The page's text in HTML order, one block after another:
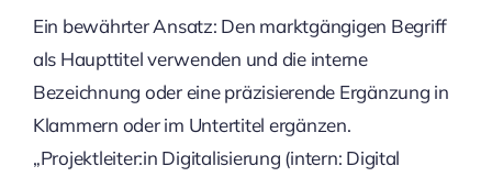
Ein bewährter Ansatz: Den marktgängigen Begriff
als Haupttitel verwenden und die interne
Bezeichnung oder eine präzisierende Ergänzung in
Klammern oder im Untertitel ergänzen.
„Projektleiter:in Digitalisierung (intern: Digital